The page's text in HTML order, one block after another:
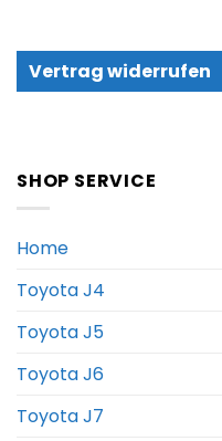
Vertrag widerrufen
SHOP SERVICE
Home
Toyota J4
Toyota J5
Toyota J6
Toyota J7